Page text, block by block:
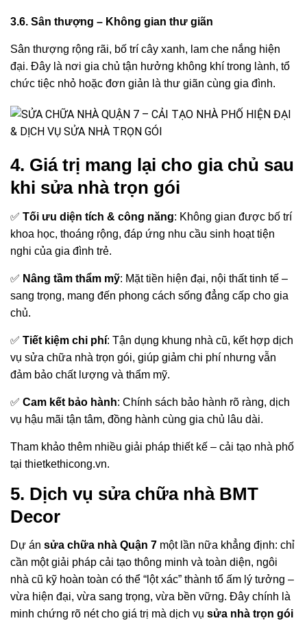
3.6. Sân thượng – Không gian thư giãn
Sân thượng rộng rãi, bố trí cây xanh, lam che nắng hiện
đại. Đây là nơi gia chủ tận hưởng không khí trong lành, tổ
chức tiệc nhỏ hoặc đơn giản là thư giãn cùng gia đình.
4. Giá trị mang lại cho gia chủ sau
khi sửa nhà trọn gói
✅ Tối ưu diện tích & công năng: Không gian được bố trí
khoa học, thoáng rộng, đáp ứng nhu cầu sinh hoạt tiện
nghi của gia đình trẻ.
✅ Nâng tầm thẩm mỹ: Mặt tiền hiện đại, nội thất tinh tế –
sang trọng, mang đến phong cách sống đẳng cấp cho gia
chủ.
✅ Tiết kiệm chi phí: Tận dụng khung nhà cũ, kết hợp dịch
vụ sửa chữa nhà trọn gói, giúp giảm chi phí nhưng vẫn
đảm bảo chất lượng và thẩm mỹ.
✅ Cam kết bảo hành: Chính sách bảo hành rõ ràng, dịch
vụ hậu mãi tận tâm, đồng hành cùng gia chủ lâu dài.
Tham khảo thêm nhiều giải pháp thiết kế – cải tạo nhà phố
tại thietkethicong.vn.
5. Dịch vụ sửa chữa nhà BMT
Decor
Dự án sửa chữa nhà Quận 7 một lần nữa khẳng định: chỉ
cần một giải pháp cải tạo thông minh và toàn diện, ngôi
nhà cũ kỹ hoàn toàn có thể “lột xác” thành tổ ấm lý tưởng –
vừa hiện đại, vừa sang trọng, vừa bền vững. Đây chính là
minh chứng rõ nét cho giá trị mà dịch vụ sửa nhà trọn gói